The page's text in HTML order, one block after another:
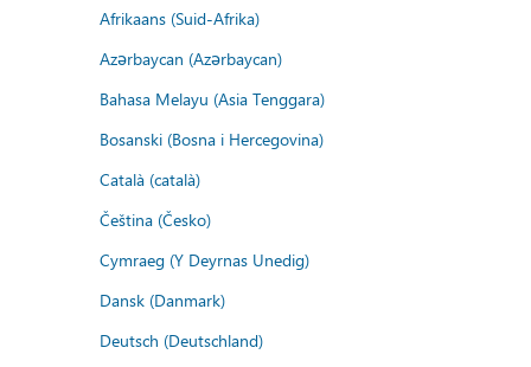
Afrikaans (Suid-Afrika)
Azərbaycan (Azərbaycan)
Bahasa Melayu (Asia Tenggara)
Bosanski (Bosna i Hercegovina)
Català (català)
Čeština (Česko)
Cymraeg (Y Deyrnas Unedig)
Dansk (Danmark)
Deutsch (Deutschland)